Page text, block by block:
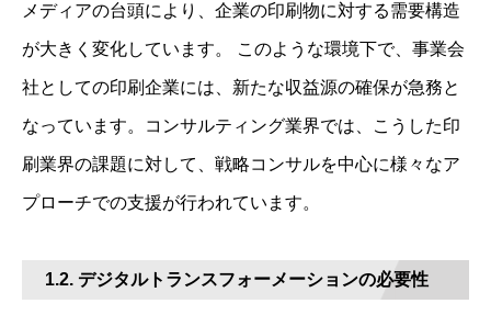
メディアの台頭により、企業の印刷物に対する需要構造
が大きく変化しています。 このような環境下で、事業会
社としての印刷企業には、新たな収益源の確保が急務と
なっています。コンサルティング業界では、こうした印
刷業界の課題に対して、戦略コンサルを中心に様々なア
プローチでの支援が行われています。
1.2. デジタルトランスフォーメーションの必要性